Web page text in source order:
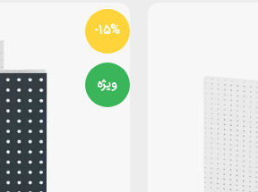
-15%
ویژه